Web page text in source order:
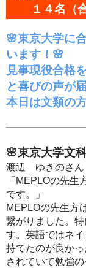
１４名（合
🌸東京大学に
います！🌸
見事現役合格
と喜びの声が
本日は文類の
🌸東京大学文
渡辺 ゆきのさん
「MEPLOの先
です。」
MEPLOの先生方
繋がりました。
す。英語ではネ
持てたのが良か
されていて勉強